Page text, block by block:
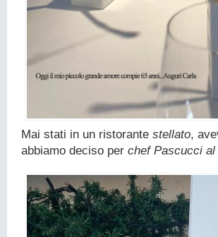
Mai stati in un ristorante stellato,
abbiamo deciso per chef Pascucci al